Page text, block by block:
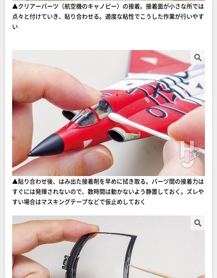
▲クリアーパーツ（航空機のキャノピー）の接着。接着面が小さな所では
点々と付けていき、貼り合わせる。適度な粘性でこうした作業が行いやす
い
▲貼り合わせ後、はみ出た接着剤を早めに拭き取る。パーツ間の接着力は
すぐには発揮されないので、数時間は動かないよう静置しておく。ズレや
すい場合はマスキングテープなどで仮止めしておく